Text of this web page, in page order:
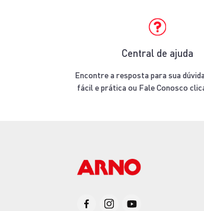
Central de ajuda
Encontre a resposta para sua
fácil e prática ou Fale Conosco